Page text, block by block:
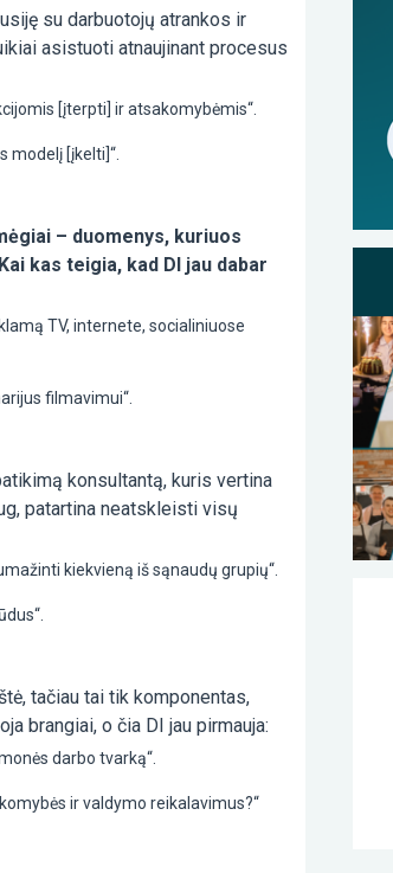
su darbuotojų atrankos ir
asistuoti atnaujinant procesus
[įterpti] ir atsakomybėmis“.
modelį [įkelti]“.
– duomenys, kuriuos
kas teigia, kad DI jau dabar
TV, internete, socialiniuose
filmavimui“.
konsultantą, kuris vertina
patartina neatskleisti visų
kiekvieną iš sąnaudų grupių“.
tačiau tai tik komponentas,
brangiai, o čia DI jau pirmauja:
darbo tvarką“.
ir valdymo reikalavimus?“